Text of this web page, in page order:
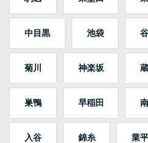
中目黒 池袋
菊川 神楽坂
巣鴨 早稲田 南
入谷 錦糸 業平